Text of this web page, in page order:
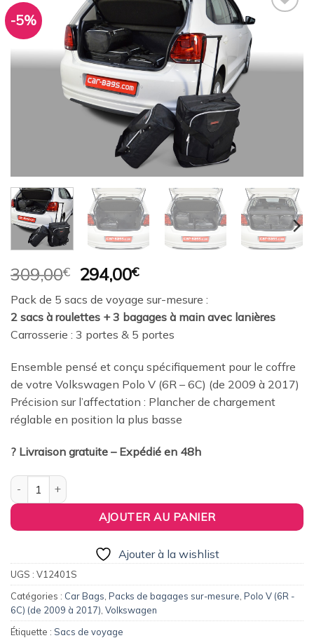
-5%
309,00€
Le
prix
initial
était :
309,00€.
294,00€Le
actuel
est :
294,00€.
Pack de 5 sacs de voyage sur-mesure :
2 sacs à roulettes + 3 bagages à main avec lanières
Carrosserie : 3 portes & 5 portes
Ensemble pensé et conçu spécifiquement pour le coffre
de votre Volkswagen Polo V (6R – 6C) (de 2009 à 2017)
Précision sur l’affectation : Plancher de chargement
réglable en position la plus basse
? Livraison gratuite – Expédié en 48h
quantité de Pack de 5 sacs de voyage sur-mesure pour
AJOUTER AU PANIER
Ajouter à la wishlist
UGS : V12401S
Catégories : Car Bags Packs de bagages sur-mesure Polo V (6R -
6C) (de 2009 à 2017) Volkswagen
Étiquette : Sacs de voyage